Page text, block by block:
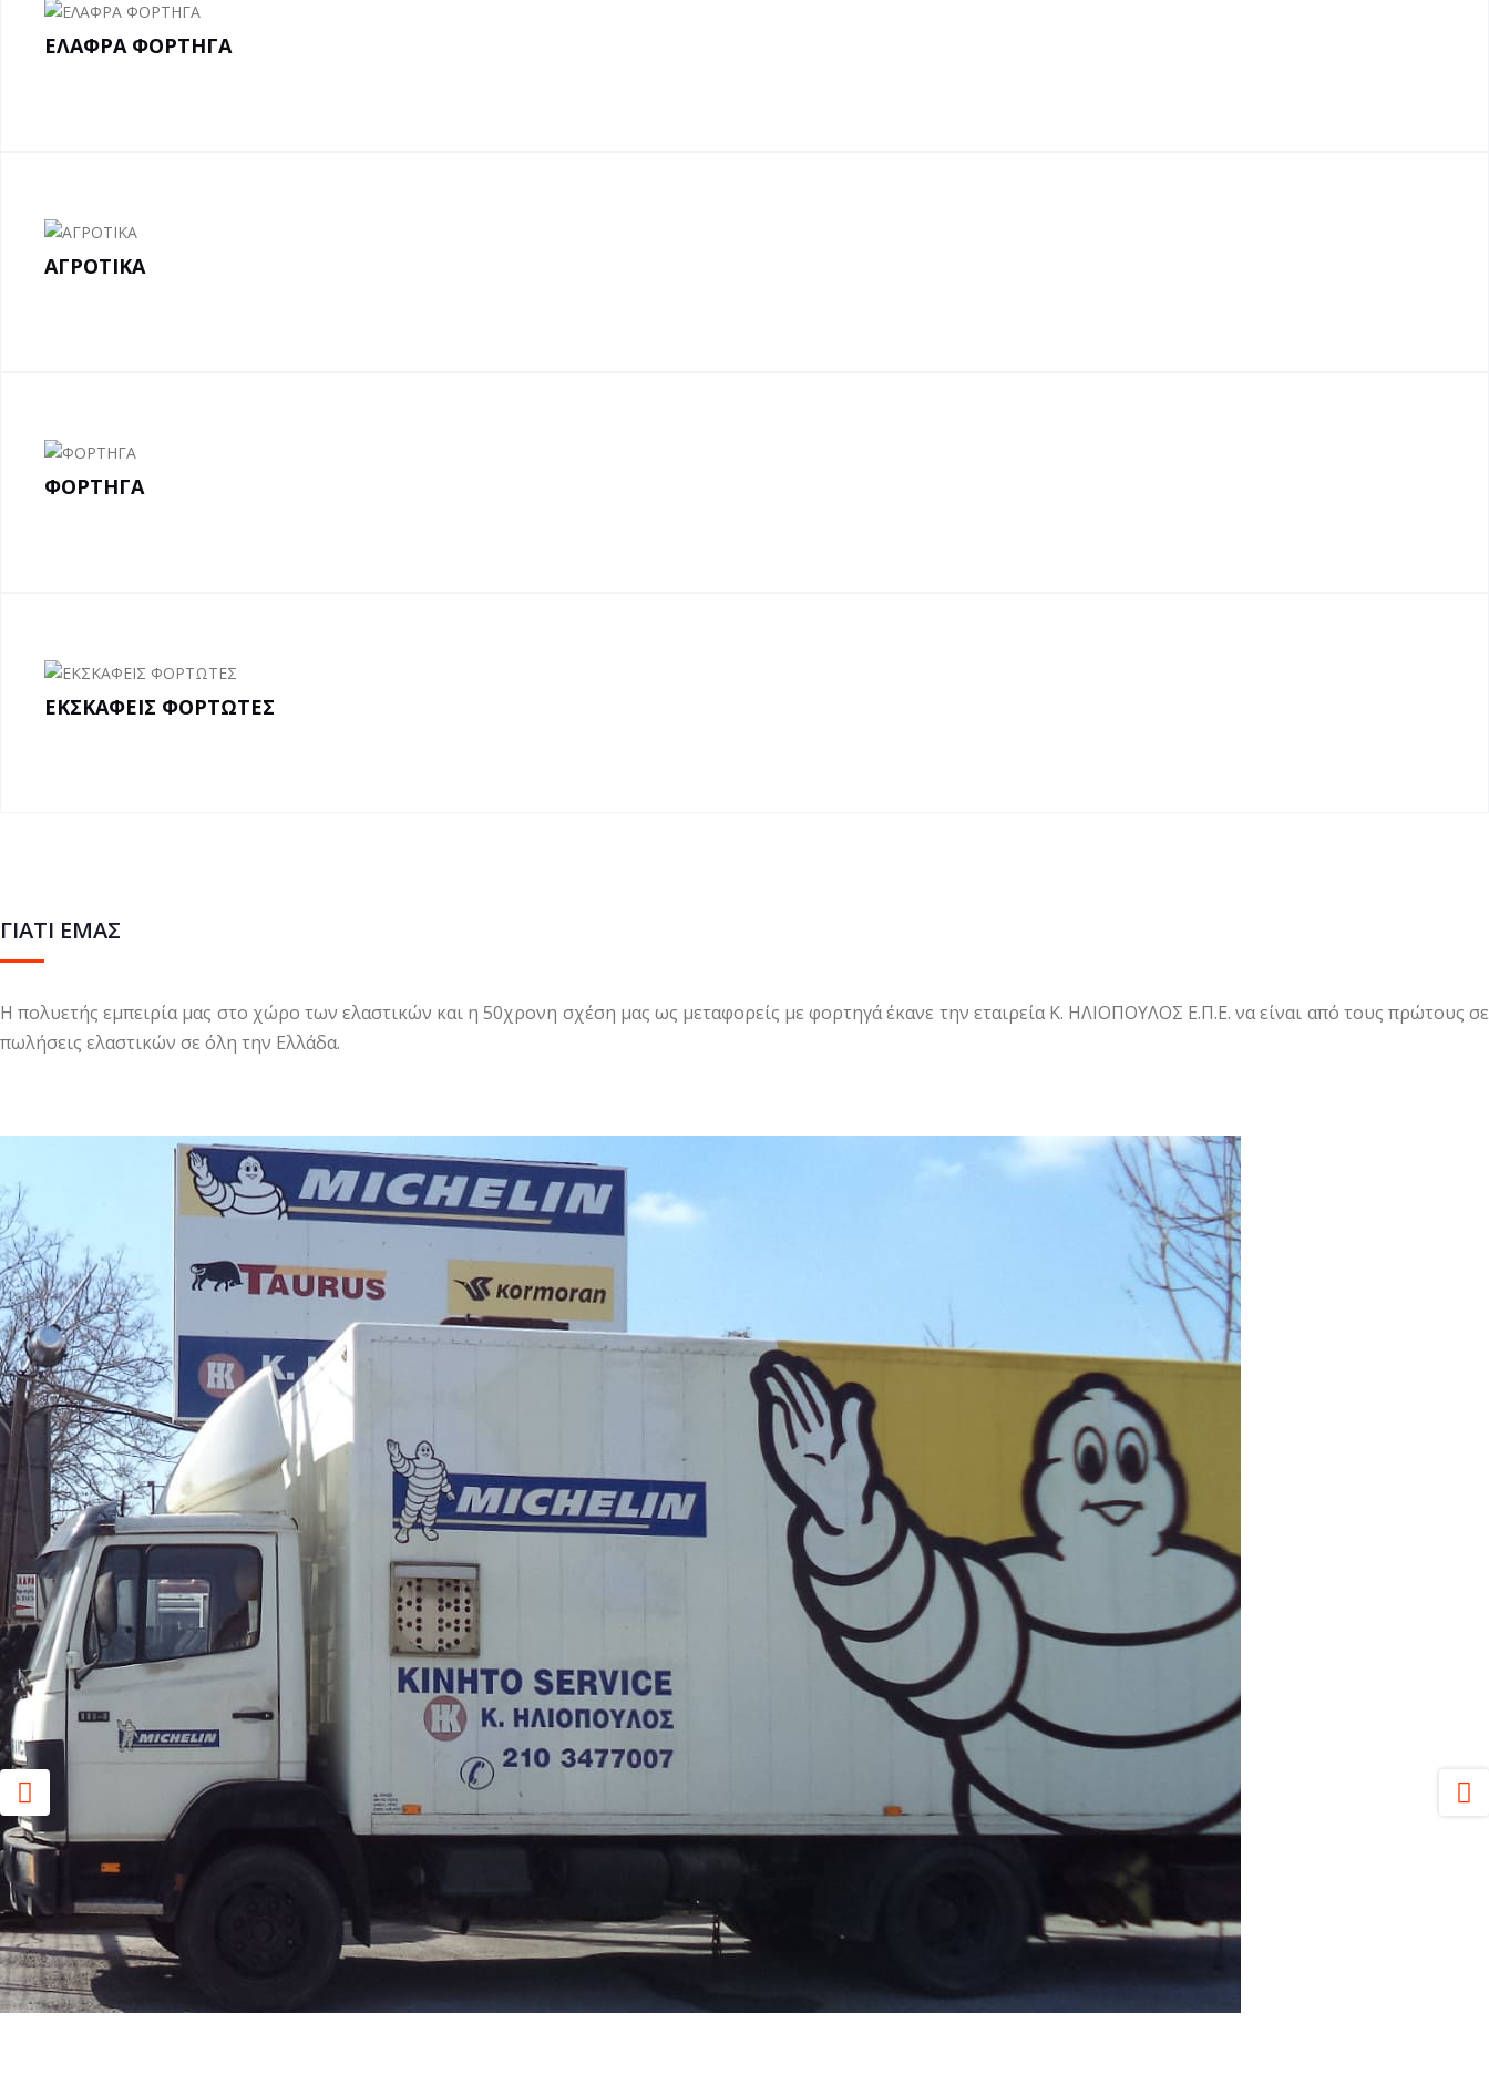
ΕΛΑΦΡΑ ΦΟΡΤΗΓΑ
ΑΓΡΟΤΙΚΑ
ΦΟΡΤΗΓΑ
ΕΚΣΚΑΦΕΙΣ ΦΟΡΤΩΤΕΣ
ΓΙΑΤΙ ΕΜΑΣ
Η πολυετής εμπειρία μας στο χώρο των ελαστικών και η 50χρονη σχέση μας ως μεταφορείς με φορτηγά έκανε την εταιρεία Κ. ΗΛΙΟΠΟΥΛΟΣ Ε.Π.Ε. να είναι από τους πρώτους σε
πωλήσεις ελαστικών σε όλη την Ελλάδα.